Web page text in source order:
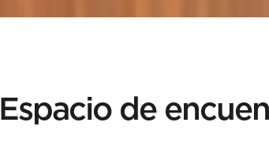
Espacio de